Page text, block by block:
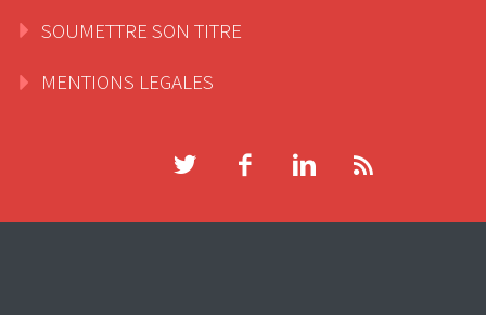
SOUMETTRE SON TITRE
MENTIONS LEGALES